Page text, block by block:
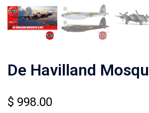
De Havilland
$ 998.00